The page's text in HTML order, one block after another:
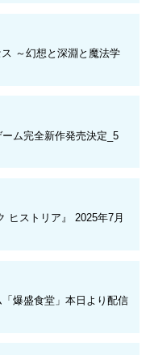
～幻想と深淵と魔法学
ーム完全新作発売決定_5
ヒストリア』 2025年7月
爆盛食堂」本日より配信